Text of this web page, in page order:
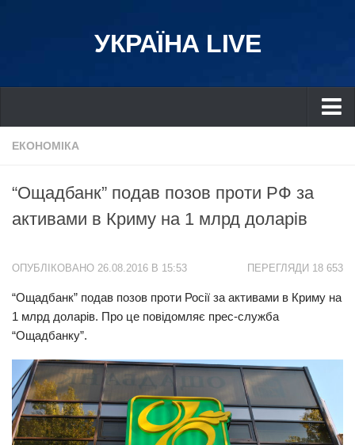
УКРАЇНА LIVE
Україна
Дніпро
Львів
Харків
Донбас
Одеса
Прикарпаття
Економіка
Політика
ЕКОНОМІКА
“Ощадбанк” подав позов проти РФ за
активами в Криму на 1 млрд доларів
ПЕРЕГЛЯДИ 18 653
ОПУБЛІКОВАНО 26.08.2016 В 15:53
“Ощадбанк” подав позов проти Росії за активами в Криму на
1 млрд доларів. Про це повідомляє прес-служба
“Ощадбанку”.